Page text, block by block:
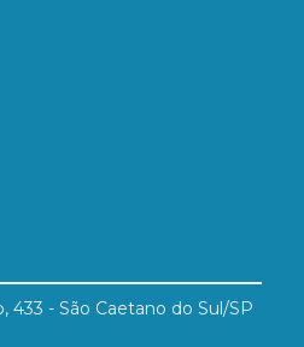
433 - São Caetano do Sul/SP